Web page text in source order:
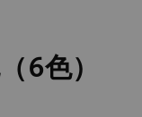
6色）